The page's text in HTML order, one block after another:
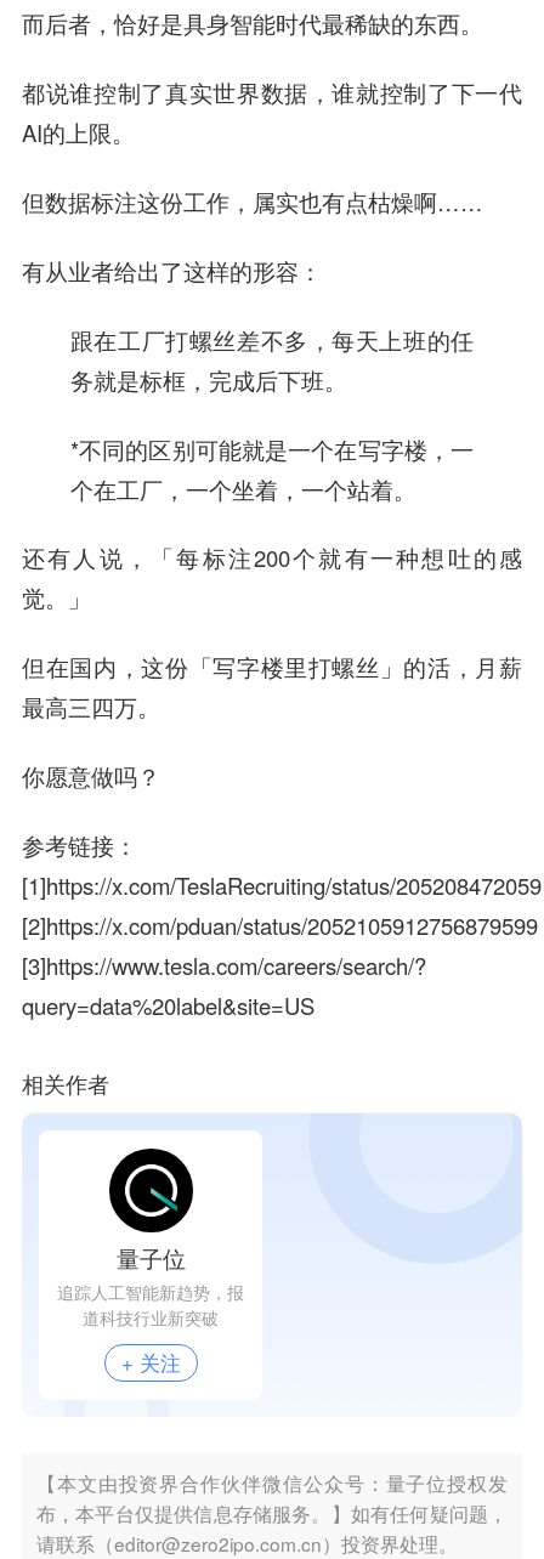
而后者，恰好是具身智能时代最稀缺的东西。
都说谁控制了真实世界数据，谁就控制了下一代
AI的上限。
但数据标注这份工作，属实也有点枯燥啊……
有从业者给出了这样的形容：
跟在工厂打螺丝差不多，每天上班的任
务就是标框，完成后下班。
*不同的区别可能就是一个在写字楼，一
个在工厂，一个坐着，一个站着。
还有人说，「每标注200个就有一种想吐的感
觉。」
但在国内，这份「写字楼里打螺丝」的活，月薪
最高三四万。
你愿意做吗？
参考链接：
[1]https://x.com/TeslaRecruiting/status/
[2]https://x.com/pduan/status/2052105912756879599
[3]https://www.tesla.com/careers/search/?
query=data%20label&site=US
相关作者
量子位
追踪人工智能新趋势，报
道科技行业新突破
+ 关注
【本文由投资界合作伙伴微信公众号：量子位授权发
布，本平台仅提供信息存储服务。】如有任何疑问题，
请联系（editor@zero2ipo.com.cn）投资界处理。